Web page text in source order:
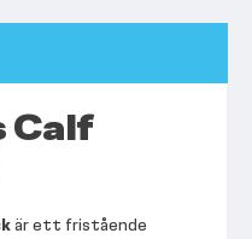
Calf
är ett fristående